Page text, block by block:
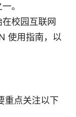
。
校园互联网
使用指南，以
重点关注以下